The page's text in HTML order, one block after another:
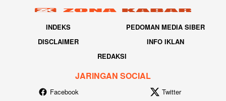
INDEKS
PEDOMAN MEDIA SIBER
DISCLAIMER
INFO IKLAN
REDAKSI
JARINGAN SOCIAL
Facebook Twitter